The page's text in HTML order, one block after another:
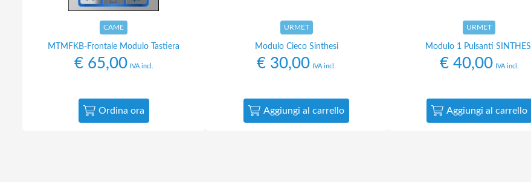
CAME
MTMFKB-Frontale Modulo Tastiera
€65,00 IVA incl.
Ordina ora
URMET
Modulo Cieco Sinthesi
€ 30,00 IVA incl.
Aggiungi al carrello
URMET
Modulo 1 Pulsanti SINTHESI
€40,00 IVA incl.
Aggiungi al carrello